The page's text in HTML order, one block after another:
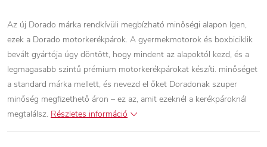
Az új Dorado márka rendkívüli megbízható minőségi alapon Igen,
ezek a Dorado motorkerékpárok. A gyermekmotorok és boxbiciklik
bevált gyártója úgy döntött, hogy mindent az alapoktól kezd, és a
legmagasabb szintű prémium motorkerékpárokat készíti. minőséget
a standard márka mellett, és nevezd el őket Doradonak szuper
minőség megfizethető áron – ez az, amit ezeknél a kerékpároknál
megtalálsz. Részletes információ